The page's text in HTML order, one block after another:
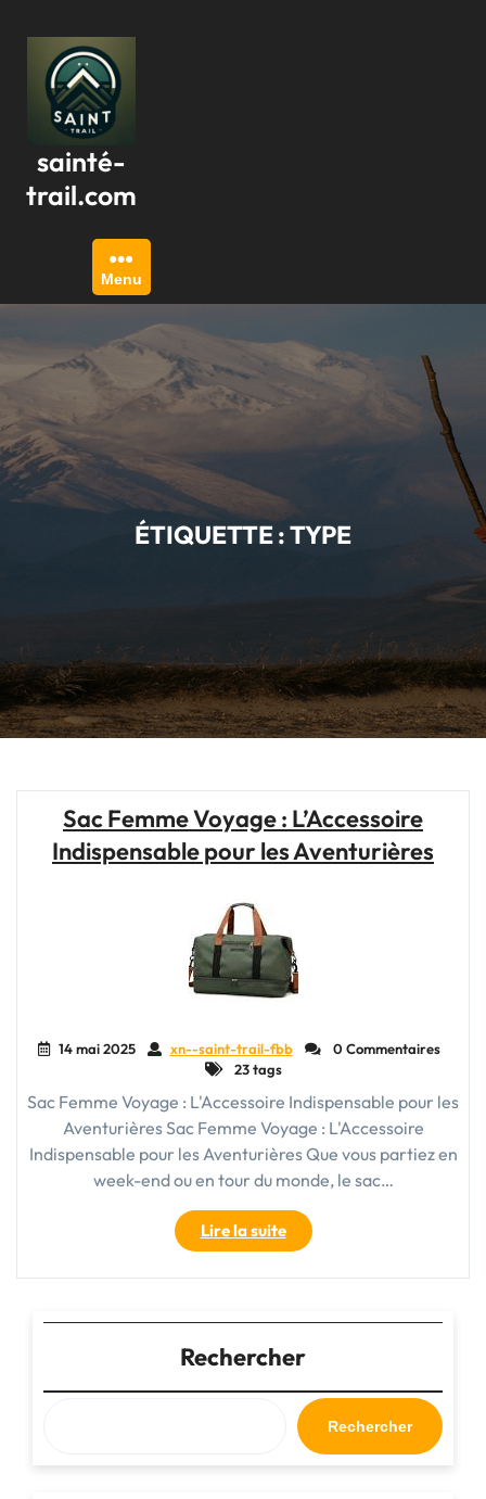
contenu
sainté-
trail.com
Menu
ÉTIQUETTE :TYPE
Sac Femme Voyage : L’Accessoire
Indispensable pour les Aventurières
14 mai 2025 xn--saint-trail-fbb
0 Commentaires
23 tags
Sac Femme Voyage : L'Accessoire Indispensable pour les
Aventurières Sac Femme Voyage : L'Accessoire
Indispensable pour les Aventurières Que vous partiez en
week-end ou en tour du monde, le sac…
Lire la suite"Sac
Femme
Voyage
L’Accessoire
Indispensable
pour
les
Aventurières"
Rechercher
Rechercher